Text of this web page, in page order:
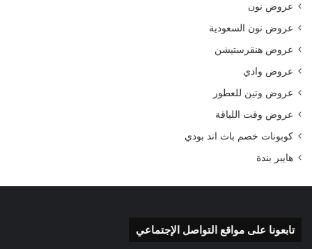
عروض نون
عروض نون السعودية
عروض هنقرستيشن
عروض وادي
عروض وتين للعطور
عروض وقت اللياقة
كوبونات خصم باث اند بودي
هايبر بندة
تابعونا على مواقع التواصل الإجتماعي